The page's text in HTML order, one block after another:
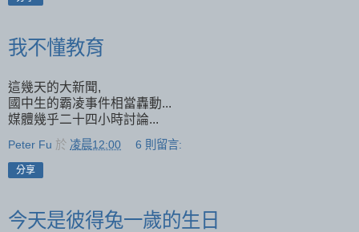
我不懂教育
這幾天的大新聞,
國中生的霸凌事件相當轟動...
媒體幾乎二十四小時討論...
Peter Fu 於 凌晨12:00 6 則留言:
分享
今天是彼得兔一歲的生日